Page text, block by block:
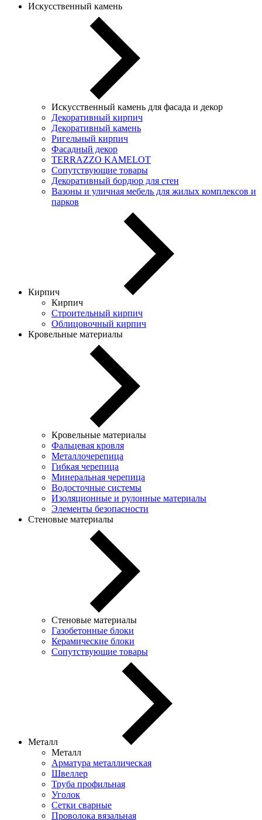
Искусственный камень
Искусственный камень для фасада и декор
Декоративный кирпич
Декоративный камень
Ригельный кирпич
Фасадный декор
TERRAZZO KAMELOT
Сопутствующие товары
Декоративный бордюр для стен
Вазоны и уличная мебель для жилых комплексов и
парков
Кирпич
Кирпич
Строительный кирпич
Облицовочный кирпич
Кровельные материалы
Кровельные материалы
Фальцевая кровля
Металлочерепица
Гибкая черепица
Минеральная черепица
Водосточные системы
Изоляционные и рулонные материалы
Элементы безопасности
Стеновые материалы
Стеновые материалы
Газобетонные блоки
Керамические блоки
Сопутствующие товары
Металл
Металл
Арматура металлическая
Швеллер
Труба профильная
Уголок
Сетки сварные
Проволока вязальная